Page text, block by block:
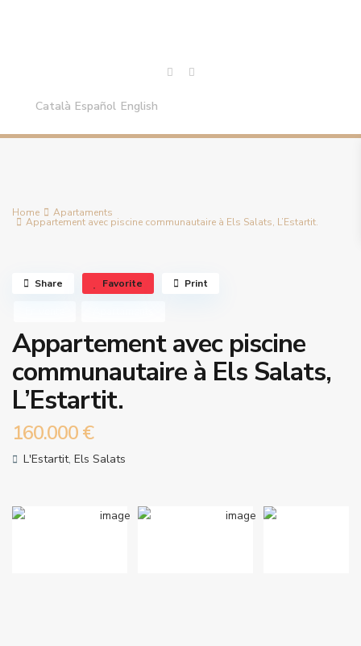
Català Español English
Home Apartaments
Appartement avec piscine communautaire à Els Salats, L’Estartit.
Appartement avec piscine
communautaire à Els Salats,
L’Estartit.
160.000 €
L'Estartit, Els Salats
Share Favorite Print